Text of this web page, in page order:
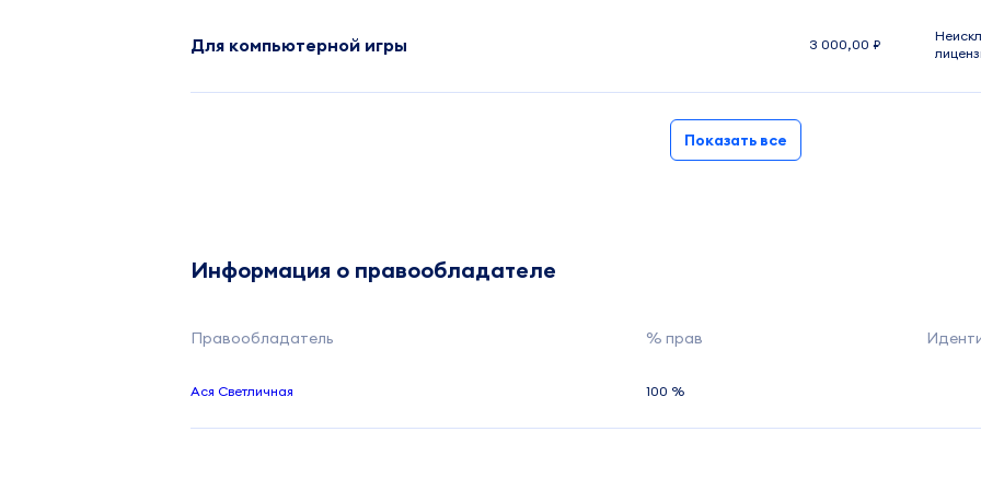
Для компьютерной игры 3 000,00 ₽
Показать все
Информация о правообладателе
Правообладатель % прав
Ася Светличная 100 %